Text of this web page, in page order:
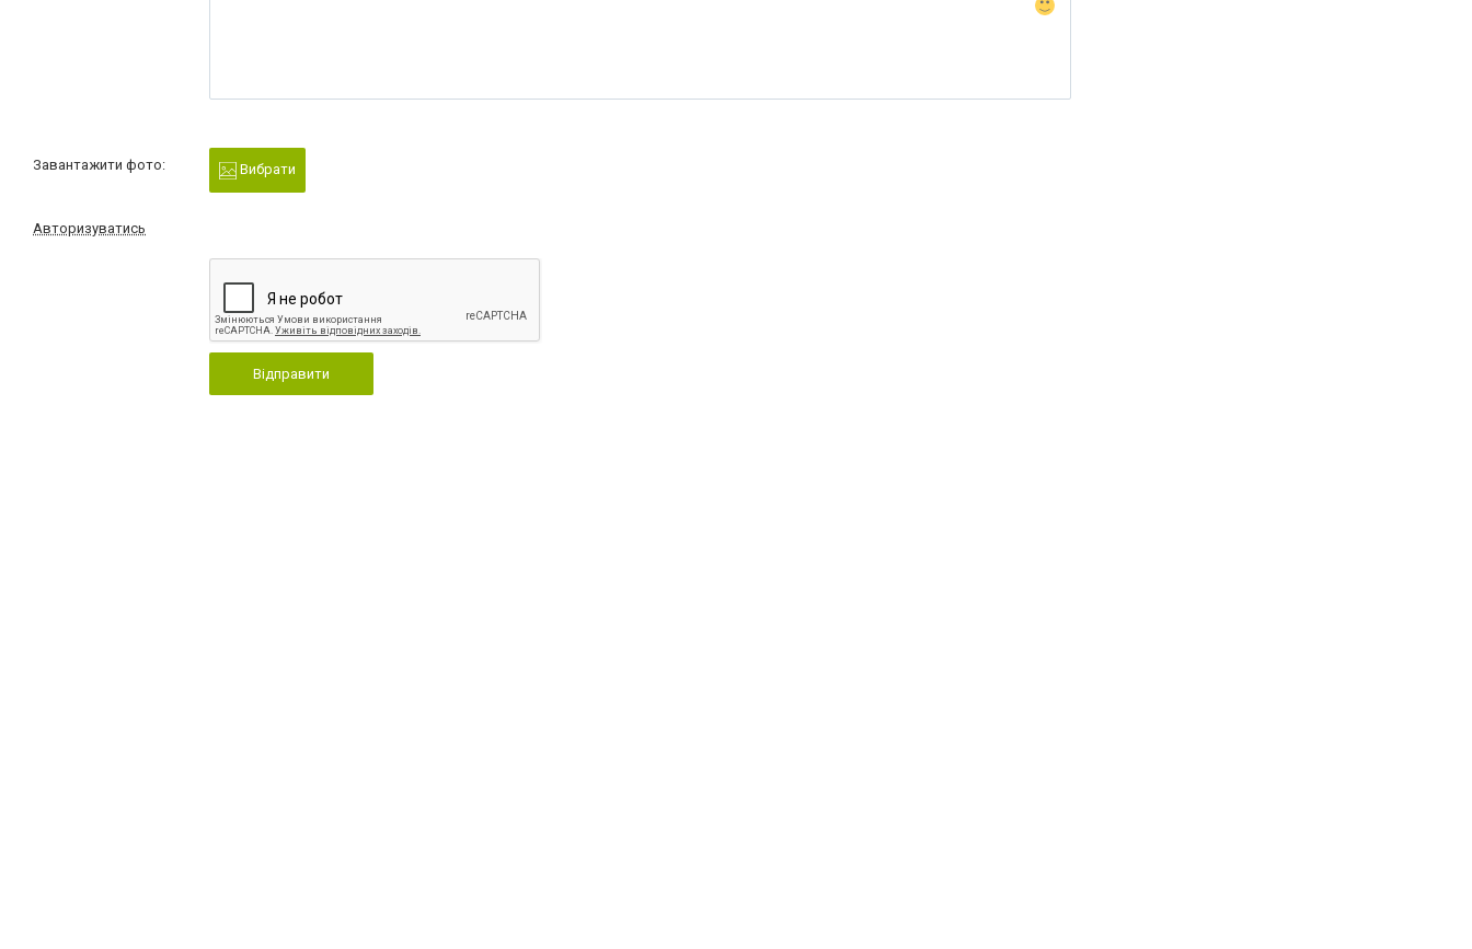
Завантажити фото: Вибрати
Авторизуватись
Відправити